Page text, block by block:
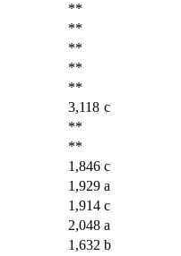
**
**
**
**
**
3,118 c
**
**
1,846 c
1,929 a
1,914 c
2,048 a
1,632 b